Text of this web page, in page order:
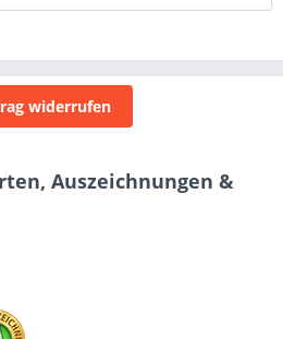
widerrufen
Auszeichnungen &